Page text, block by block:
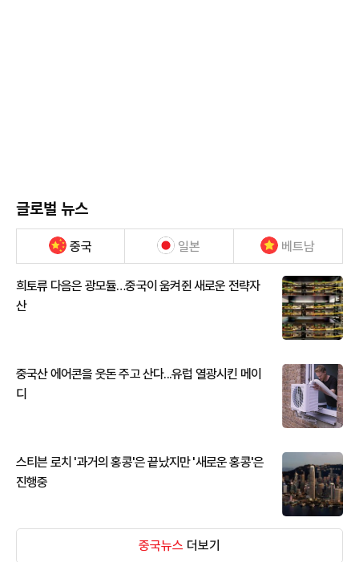
글로벌 뉴스
중국 일본 베트남
희토류 다음은 광모듈…중국이 움켜쥔 새로운 전략자
산
중국산 에어콘을 웃돈 주고 산다...유럽 열광시킨 메이
디
스티븐 로치 '과거의 홍콩'은 끝났지만 '새로운 홍콩'은
진행중
중국뉴스 더보기